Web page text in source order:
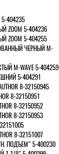
404235
ZOOM 5-404236
ZOOM 5-404255
ЧЕРНЫЙ M-
M-WAVE 5-404259
5-404291
8-32150945
8-32150951
8-32150952
8-32150953
8-32151007
ПОДЪЕМ" 5-400230